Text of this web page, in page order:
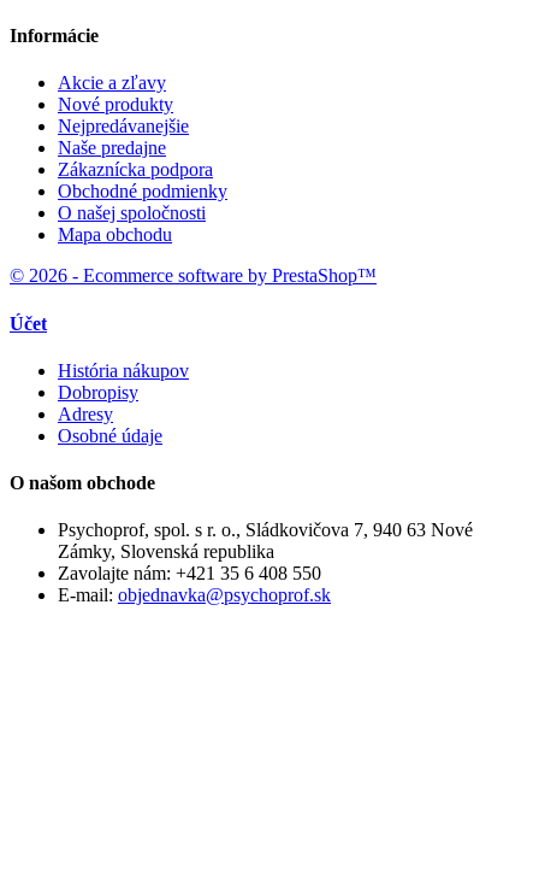
Informácie
Akcie a zľavy
Nové produkty
Nejpredávanejšie
Naše predajne
Zákaznícka podpora
Obchodné podmienky
O našej spoločnosti
Mapa obchodu
© 2026 - Ecommerce software by PrestaShop™
Účet
História nákupov
Dobropisy
Adresy
Osobné údaje
O našom obchode
Psychoprof, spol. s r. o., Sládkovičova 7, 940 63 Nové
Zámky, Slovenská republika
Zavolajte nám: +421 35 6 408 550
E-mail: objednavka@psychoprof.sk